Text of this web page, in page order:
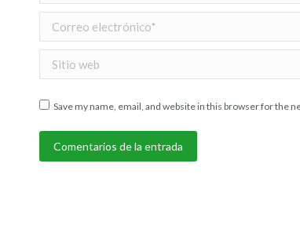
Correo electrónico *
Sitio web
Save my name, email, and website in this browser for the
Comentarios de la entrada